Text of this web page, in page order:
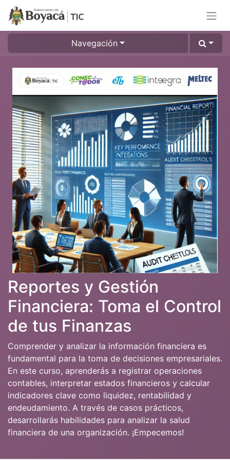
Navegación
Reportes y Gestión
Financiera: Toma el Control
de tus Finanzas
Comprender y analizar la información financiera es
fundamental para la toma de decisiones empresariales.
En este curso, aprenderás a registrar operaciones
contables, interpretar estados financieros y calcular
indicadores clave como liquidez, rentabilidad y
endeudamiento. A través de casos prácticos,
desarrollarás habilidades para analizar la salud
financiera de una organización. ¡Empecemos!